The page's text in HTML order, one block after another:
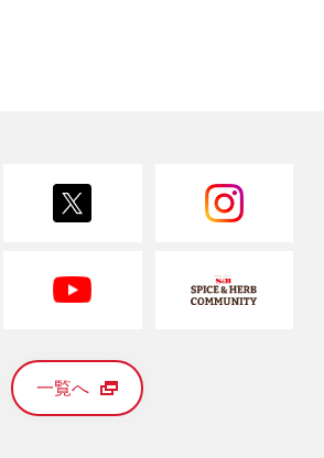
一覧へ